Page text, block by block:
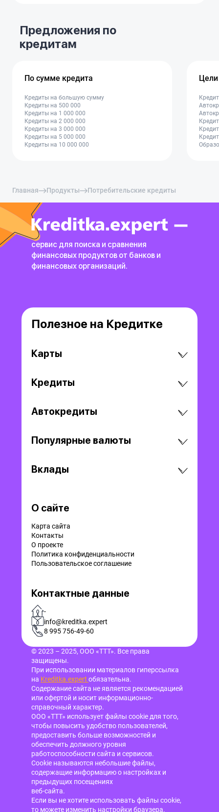
Предложения по
кредитам
По сумме кредита
Кредиты на большую сумму
Кредиты на 500 000
Кредиты на 1 000 000
Кредиты на 2 000 000
Кредиты на 3 000 000
Кредиты на 5 000 000
Кредиты на 10 000 000
Главная Продукты Потребительские кредиты
сервис для поиска и сравнения
финансовых продуктов от банков и
финансовых организаций.
Полезное на Кредитке
Карты
Кредиты
Автокредиты
Популярные валюты
Вклады
О сайте
Карта сайта
Контакты
О проекте
Политика конфиденциальности
Пользовательское соглашение
Контактные данные
-
info@kreditka.expert
8 995 756-49-60
© 2023 – 2025, ООО «ТТТ». Все права
защищены.
При использовании материалов гиперссылка
на Kreditka.expert обязательна.
Содержание сайта не является рекомендацией
или офертой и носит информационно-
справочный характер.
ООО «ТТТ» использует файлы cookie для того,
чтобы повысить удобство пользователей,
предоставить больше возможностей и
обеспечить должного уровня
работоспособности сайта и сервисов.
Cookie называются небольшие файлы,
содержащие информацию о настройках и
предыдущих посещениях
веб-сайта.
Если вы не хотите использовать файлы cookie,
то можете изменить настройки браузера.